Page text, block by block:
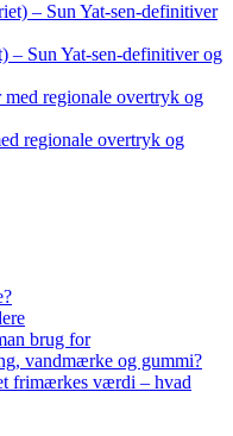
– Sun Yat-sen-definitiver og
regionale overtryk og
brug for
vandmærke og gummi?
frimærkes værdi – hvad